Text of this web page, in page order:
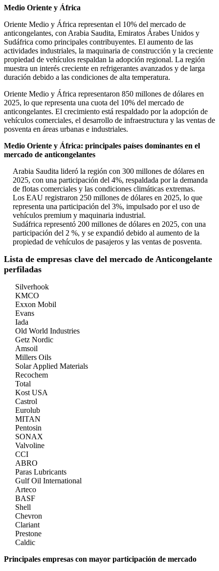
Medio Oriente y África
Oriente Medio y África representan el 10% del mercado de
anticongelantes, con Arabia Saudita, Emiratos Árabes Unidos y
Sudáfrica como principales contribuyentes. El aumento de las
actividades industriales, la maquinaria de construcción y la creciente
propiedad de vehículos respaldan la adopción regional. La región
muestra un interés creciente en refrigerantes avanzados y de larga
duración debido a las condiciones de alta temperatura.
Oriente Medio y África representaron 850 millones de dólares en
2025, lo que representa una cuota del 10% del mercado de
anticongelantes. El crecimiento está respaldado por la adopción de
vehículos comerciales, el desarrollo de infraestructura y las ventas de
posventa en áreas urbanas e industriales.
Medio Oriente y África: principales países dominantes en el
mercado de anticongelantes
Arabia Saudita lideró la región con 300 millones de dólares en
2025, con una participación del 4%, respaldada por la demanda
de flotas comerciales y las condiciones climáticas extremas.
Los EAU registraron 250 millones de dólares en 2025, lo que
representa una participación del 3%, impulsado por el uso de
vehículos premium y maquinaria industrial.
Sudáfrica representó 200 millones de dólares en 2025, con una
participación del 2 %, y se expandió debido al aumento de la
propiedad de vehículos de pasajeros y las ventas de posventa.
Lista de empresas clave del mercado de Anticongelante
perfiladas
Silverhook
KMCO
Exxon Mobil
Evans
Iada
Old World Industries
Getz Nordic
Amsoil
Millers Oils
Solar Applied Materials
Recochem
Total
Kost USA
Castrol
Eurolub
MITAN
Pentosin
SONAX
Valvoline
CCI
ABRO
Paras Lubricants
Gulf Oil International
Arteco
BASF
Shell
Chevron
Clariant
Prestone
Caldic
Principales empresas con mayor participación de mercado